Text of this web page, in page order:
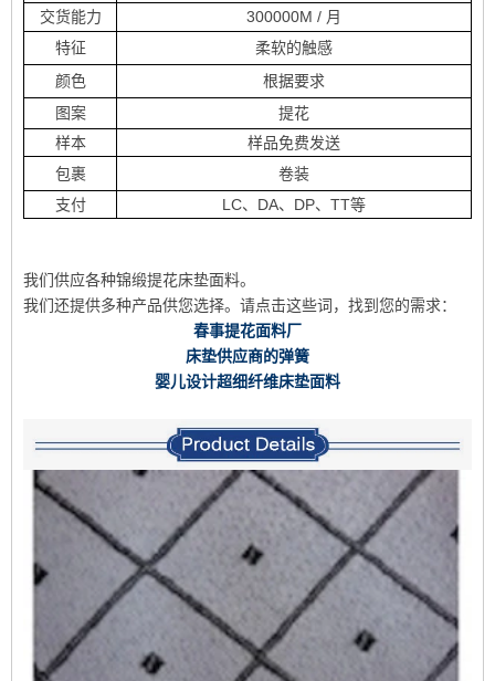
交货能力
300000M / 月
特征
柔软的触感
颜色
根据要求
图案
提花
样本
样品免费发送
包裹
卷装
支付
LC、DA、DP、TT等
我们供应各种锦缎提花床垫面料。
我们还提供多种产品供您选择。请点击这些词，找到您的需求：
春事提花面料厂
床垫供应商的弹簧
婴儿设计超细纤维床垫面料